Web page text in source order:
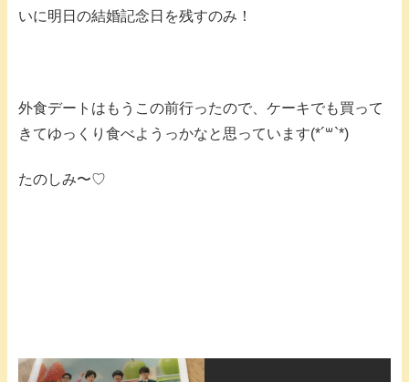
いに明日の結婚記念日を残すのみ！
外食デートはもうこの前行ったので、ケーキでも買って
きてゆっくり食べようっかなと思っています(*´꒳`*)
たのしみ〜♡